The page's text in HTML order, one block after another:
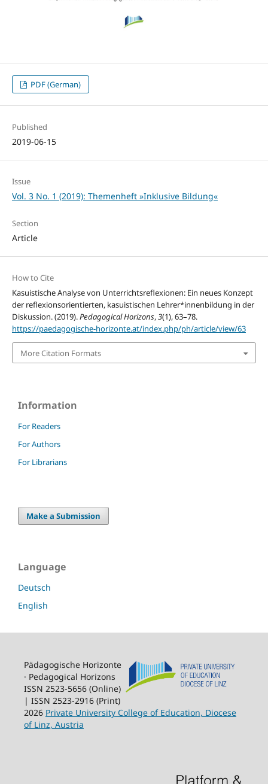
PDF (German)
Published
2019-06-15
Issue
Vol. 3 No. 1 (2019): Themenheft »Inklusive Bildung«
Section
Article
How to Cite
Kasuistische Analyse von Unterrichtsreflexionen: Ein neues Konzept
der reflexionsorientierten, kasuistischen Lehrer*innenbildung in der
Diskussion. (2019).Pedagogical Horizons,3(1), 63–78.
https://paedagogische-horizonte.at/index.php/ph/article/view/63
More Citation Formats
Information
For Readers
For Authors
For Librarians
Make a Submission
Language
Deutsch
English
Pädagogische Horizonte
· Pedagogical Horizons
ISSN 2523-5656 (Online)
| ISSN 2523-2916 (Print)
2026 Private University College of Education, Diocese
of Linz, Austria